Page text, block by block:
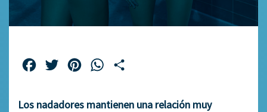
FacebookTwitterPinterestWhatsApp
Los nadadores mantienen una relación muy